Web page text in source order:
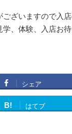
ございますので入
、体験、入店お
シェア
B! はてブ